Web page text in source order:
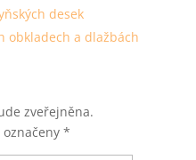
desek
obkladech a dlažbách
zveřejněna.
*